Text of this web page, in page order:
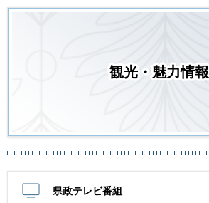
観光・魅力情報
県政テレビ番組